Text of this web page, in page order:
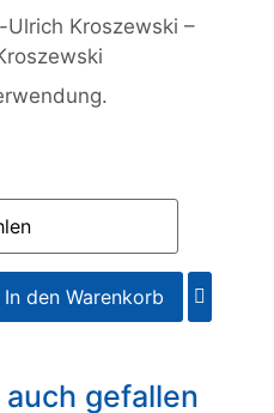
Kroszewski –
In den Warenkorb
gefallen